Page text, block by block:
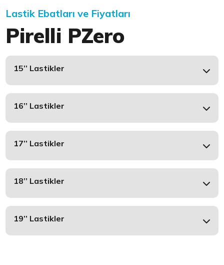
Lastik Ebatları ve Fiyatları
Pirelli PZero
15’’ Lastikler
16’’ Lastikler
17’’ Lastikler
18’’ Lastikler
19’’ Lastikler